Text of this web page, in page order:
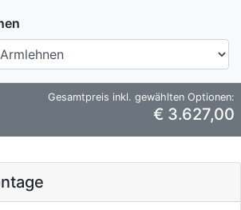
Gesamtpreis inkl. gewählten Optionen:
€ 3.627,00